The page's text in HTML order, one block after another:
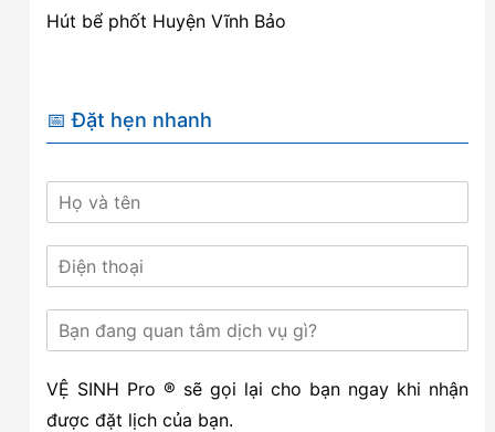
Hút bể phốt Huyện Vĩnh Bảo
📅 Đặt hẹn nhanh
VỆ SINH Pro ® sẽ gọi lại cho bạn ngay khi nhận
được đặt lịch của bạn.